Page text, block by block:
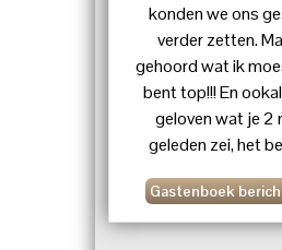
konden we ons
verder zetten.
gehoord wat ik
bent top!!! En
geloven wat je 2
geleden zei, het
je had gelijk !!! Hij
inderdaad contact
Gastenboek